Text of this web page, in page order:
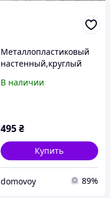
Металлопластиковый
настенный,круглый
спальню 4 м
В наличии
495₴
Купить
domovoy 89%